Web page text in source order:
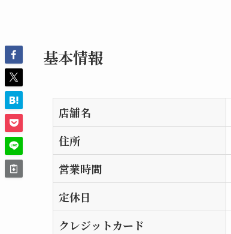
基本情報
店舗名
住所
営業時間
定休日
クレジットカード